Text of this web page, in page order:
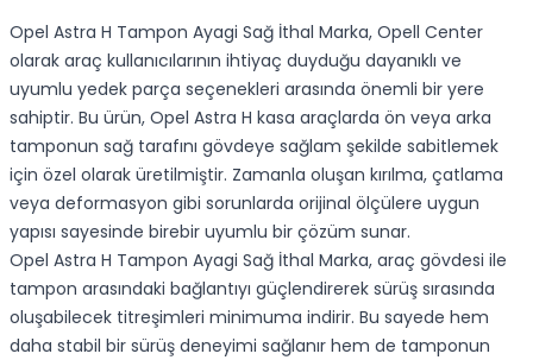
Opel Astra H Tampon Ayagi Sağ İthal Marka, Opell Center
olarak araç kullanıcılarının ihtiyaç duyduğu dayanıklı ve
uyumlu yedek parça seçenekleri arasında önemli bir yere
sahiptir. Bu ürün, Opel Astra H kasa araçlarda ön veya arka
tamponun sağ tarafını gövdeye sağlam şekilde sabitlemek
için özel olarak üretilmiştir. Zamanla oluşan kırılma, çatlama
veya deformasyon gibi sorunlarda orijinal ölçülere uygun
yapısı sayesinde birebir uyumlu bir çözüm sunar.
Opel Astra H Tampon Ayagi Sağ İthal Marka, araç gövdesi ile
tampon arasındaki bağlantıyı güçlendirerek sürüş sırasında
oluşabilecek titreşimleri minimuma indirir. Bu sayede hem
daha stabil bir sürüş deneyimi sağlanır hem de tamponun